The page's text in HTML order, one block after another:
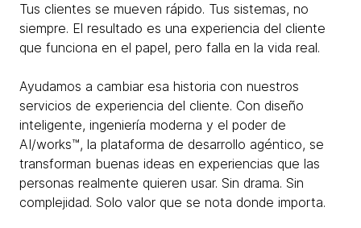
Tus clientes se mueven rápido. Tus sistemas, no
siempre. El resultado es una experiencia del cliente
que funciona en el papel, pero falla en la vida real.
Ayudamos a cambiar esa historia con nuestros
servicios de experiencia del cliente. Con diseño
inteligente, ingeniería moderna y el poder de
AI/works™, la plataforma de desarrollo agéntico, se
transforman buenas ideas en experiencias que las
personas realmente quieren usar. Sin drama. Sin
complejidad. Solo valor que se nota donde importa.